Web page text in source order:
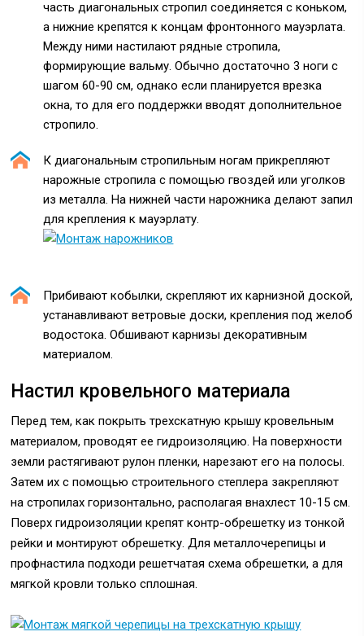
часть диагональных стропил соединяется с коньком,
а нижние крепятся к концам фронтонного мауэрлата.
Между ними настилают рядные стропила,
формирующие вальму. Обычно достаточно 3 ноги с
шагом 60-90 см, однако если планируется врезка
окна, то для его поддержки вводят дополнительное
стропило.
К диагональным стропильным ногам прикрепляют
нарожные стропила с помощью гвоздей или уголков
из металла. На нижней части нарожника делают запил
для крепления к мауэрлату.
Прибивают кобылки, скрепляют их карнизной доской,
устанавливают ветровые доски, крепления под желоб
водостока. Обшивают карнизы декоративным
материалом.
Настил кровельного материала
Перед тем, как покрыть трехскатную крышу кровельным
материалом, проводят ее гидроизоляцию. На поверхности
земли растягивают рулон пленки, нарезают его на полосы.
Затем их с помощью строительного степлера закрепляют
на стропилах горизонтально, располагая внахлест 10-15 см.
Поверх гидроизоляции крепят контр-обрешетку из тонкой
рейки и монтируют обрешетку. Для металлочерепицы и
профнастила подходи решетчатая схема обрешетки, а для
мягкой кровли только сплошная.